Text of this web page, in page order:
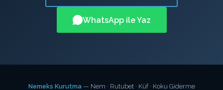
WhatsApp ile Yaz
Nemeks Kurutma— Nem · Rutubet · Küf · Koku Giderme